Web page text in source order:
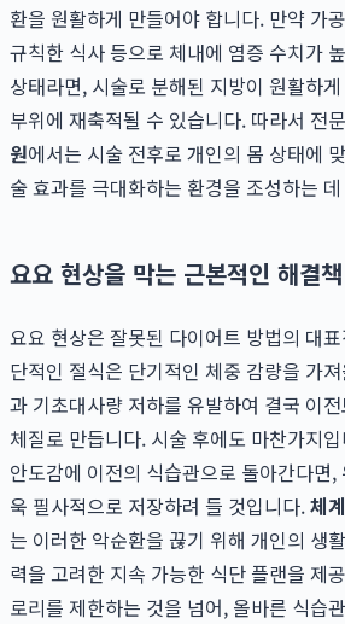
환을 원활하게 만들어야 합니다. 만약 가
규칙한 식사 등으로 체내에 염증 수치가
상태라면, 시술로 분해된 지방이 원활하
부위에 재축적될 수 있습니다. 따라서 전
원에서는 시술 전후로 개인의 몸 상태에
술 효과를 극대화하는 환경을 조성하는
요요 현상을 막는 근본적인 해결책
요요 현상은 잘못된 다이어트 방법의 대
단적인 절식은 단기적인 체중 감량을 가
과 기초대사량 저하를 유발하여 결국 이
체질로 만듭니다. 시술 후에도 마찬가지
안도감에 이전의 식습관으로 돌아간다면,
욱 필사적으로 저장하려 들 것입니다.체
는 이러한 악순환을 끊기 위해 개인의 생
력을 고려한 지속 가능한 식단 플랜을 제
로리를 제한하는 것을 넘어, 올바른 식습